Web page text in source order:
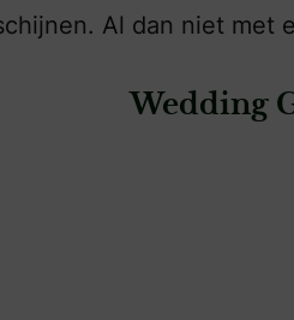
Al dan niet
Wedding